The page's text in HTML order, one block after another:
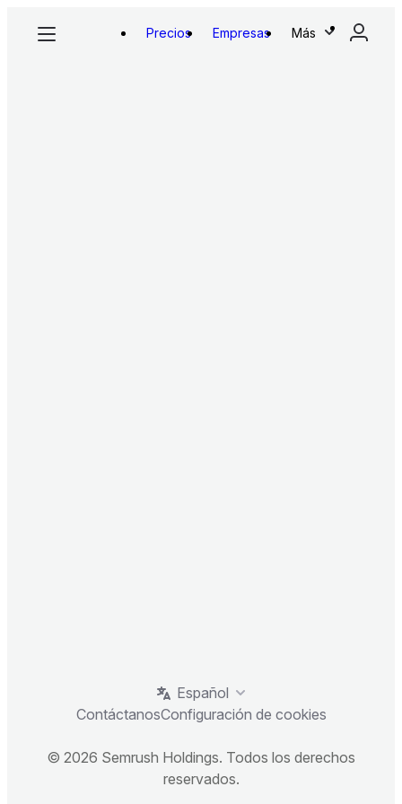
Precios Empresas Más
Español
ContáctanosConfiguración de cookies
© 2026 Semrush Holdings. Todos los derechos
reservados.